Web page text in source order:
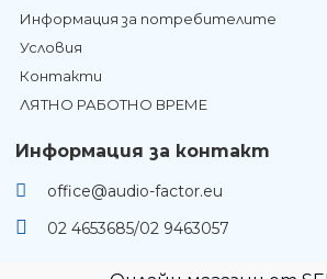
Информация за потребителите
Условия
Контакти
ЛЯТНО РАБОТНО ВРЕМЕ
Информация за контакт
office@audio-factor.eu
02 4653685/02 9463057